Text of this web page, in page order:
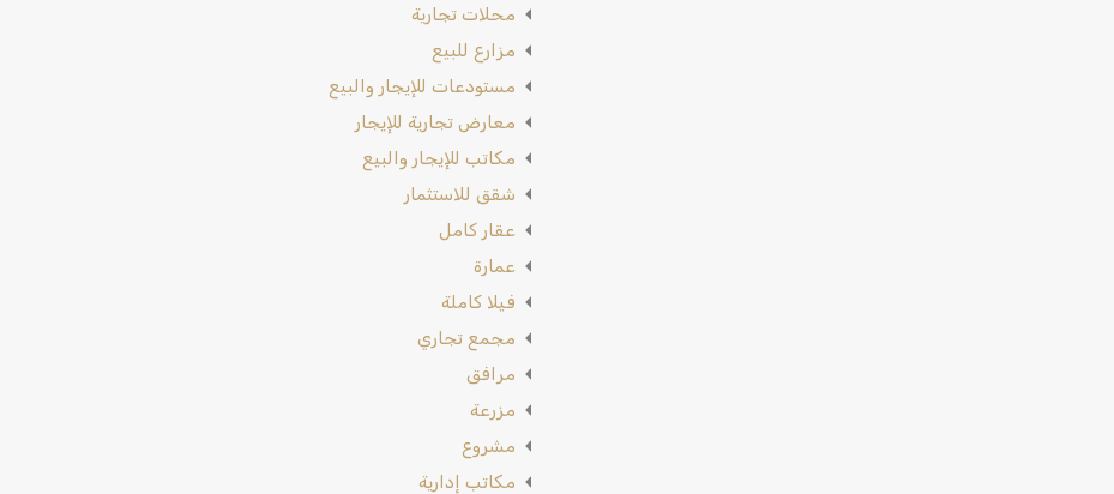
محلات تجارية
مزارع للبيع
مستودعات للإيجار والبيع
معارض تجارية للإيجار
مكاتب للإيجار والبيع
شقق للاستثمار
عقار كامل
عمارة
فيلا كاملة
مجمع تجاري
مرافق
مزرعة
مشروع
مكاتب إدارية